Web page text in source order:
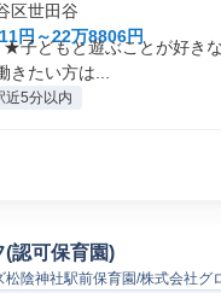
区世田谷
円～22万8806円
★子どもと遊ぶことが好き
きたい方は...
近5分以内
(認可保育園)
松陰神社駅前保育園/株式会社グ